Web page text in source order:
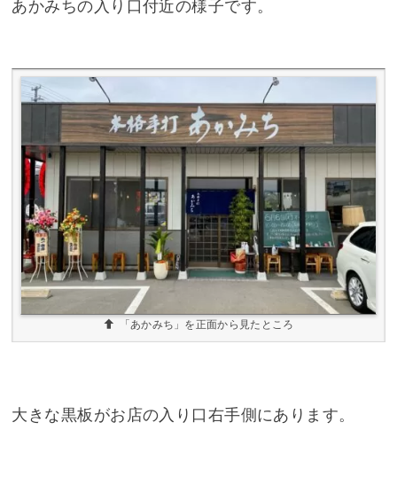
あかみちの入り口付近の様子です。
「あかみち」を正面から見たところ
大きな黒板がお店の入り口右手側にあります。